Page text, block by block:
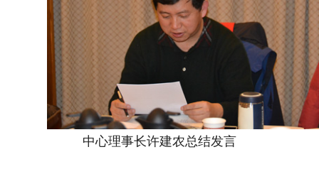
中心理事长许建农总结发言